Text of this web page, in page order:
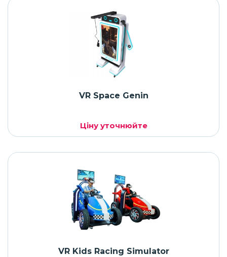
VR Space Genin
Ціну уточнюйте
VR Kids Racing Simulator